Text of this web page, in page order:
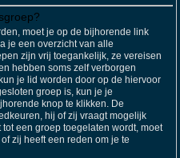
moet je op de bijhorende link
je een overzicht van alle
zijn vrij toegankelijk, ze vereisen
hebben soms zelf verborgen
je lid worden door op de hiervoor
groep is, kun je je
knop te klikken. De
hij of zij vraagt mogelijk
een groep toegelaten wordt, moet
zij heeft een reden om je te